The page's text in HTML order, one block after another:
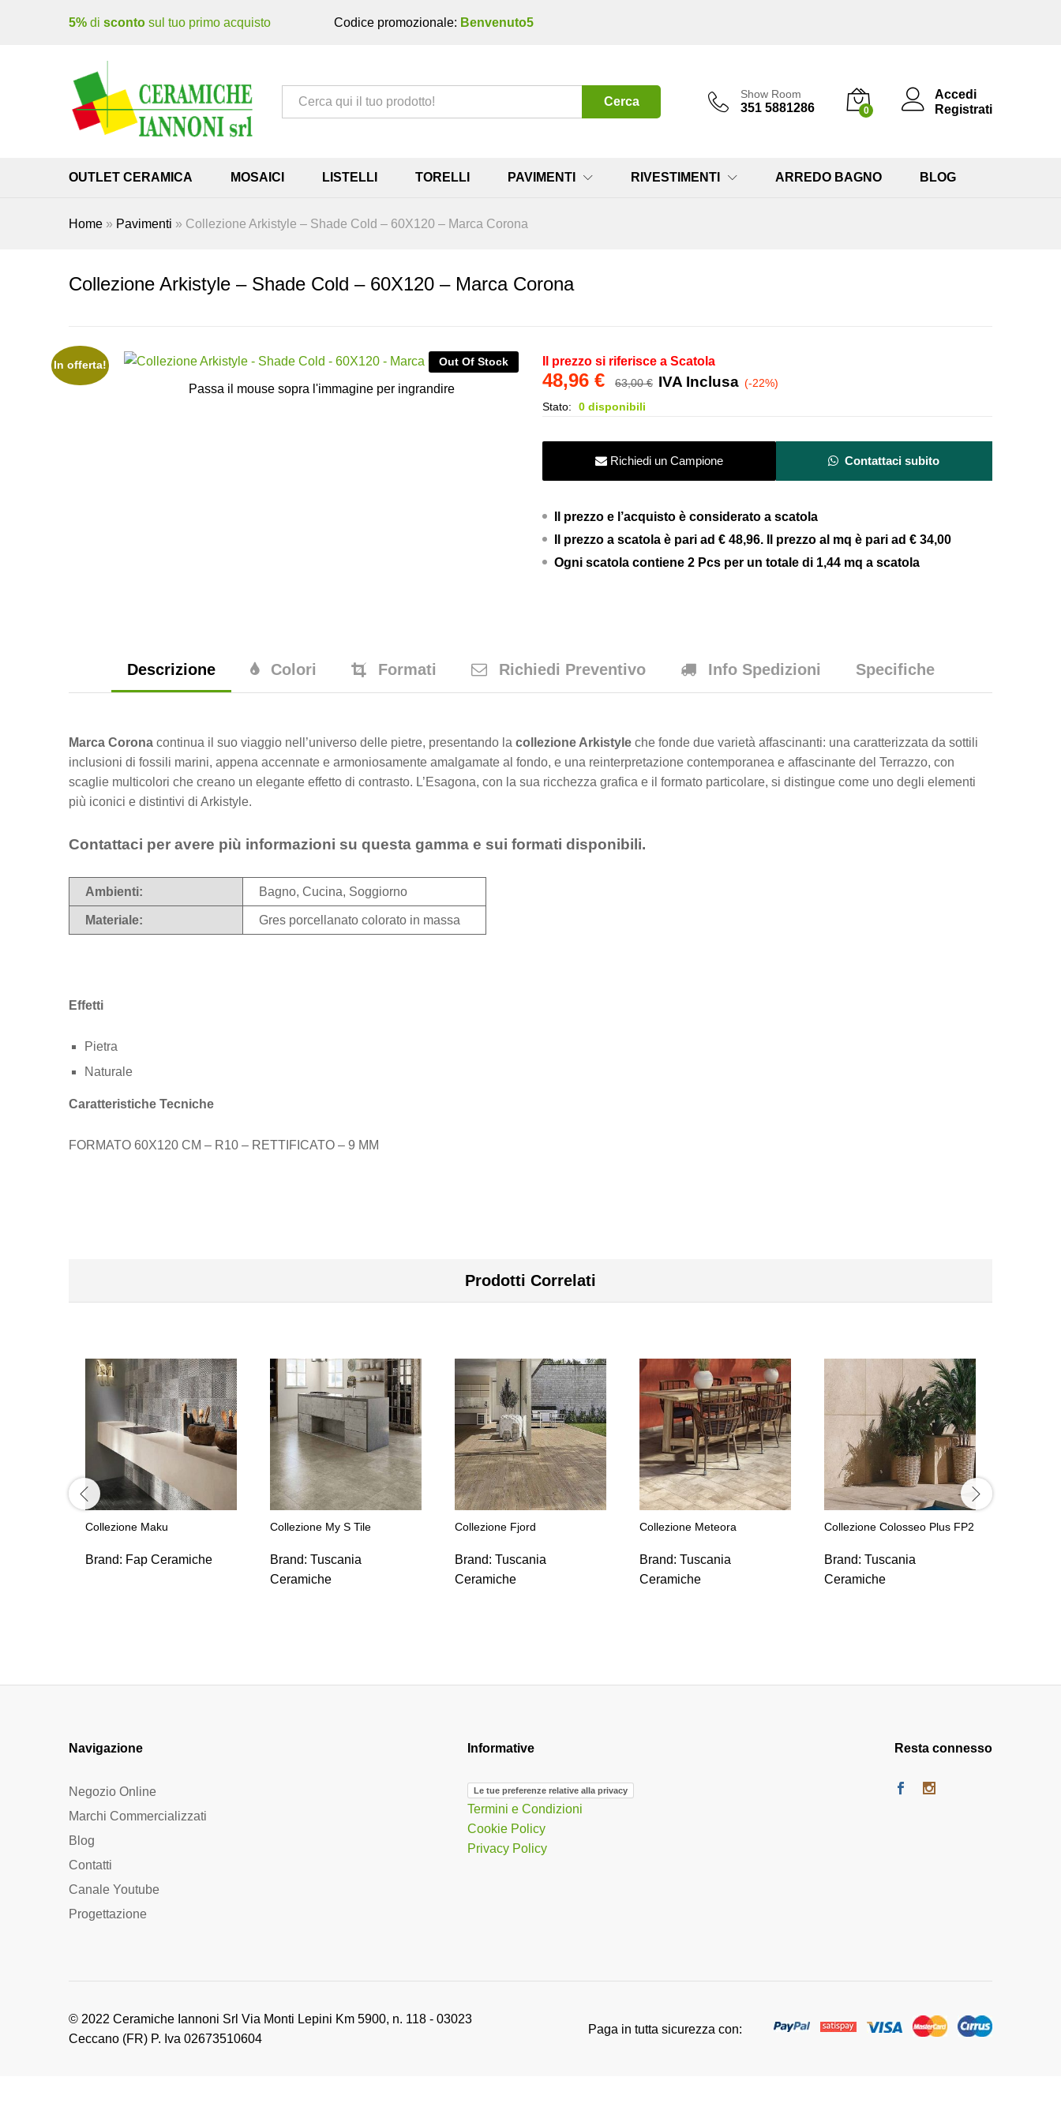
5% di sconto sul tuo primo acquisto Codice promozionale: Benvenuto5
Tutto Cerca
Show Room
351 5881286 0
Accedi
Registrati
OUTLET CERAMICA MOSAICI LISTELLI TORELLI PAVIMENTI RIVESTIMENTI ARREDO BAGNO BLOG
Home » Pavimenti » Collezione Arkistyle – Shade Cold – 60X120 – Marca Corona
Collezione Arkistyle – Shade Cold – 60X120 – Marca Corona
In offerta! Out Of Stock
Passa il mouse sopra l'immagine per ingrandire
Il prezzo si riferisce a Scatola
48,96 € 63,00€ IVA Inclusa (-22%)
Stato:
0 disponibili
Richiedi un Campione Contattaci subito
Il prezzo e l’acquisto è considerato a scatola
Il prezzo a scatola è pari ad € 48,96. Il prezzo al mq è pari ad € 34,00
Ogni scatola contiene 2 Pcs per un totale di 1,44 mq a scatola
Descrizione Colori Formati Richiedi Preventivo Info Spedizioni Specifiche
Marca Corona continua il suo viaggio nell’universo delle pietre, presentando la collezione Arkistyle che fonde due varietà affascinanti: una caratterizzata da sottili
inclusioni di fossili marini, appena accennate e armoniosamente amalgamate al fondo, e una reinterpretazione contemporanea e affascinante del Terrazzo, con
scaglie multicolori che creano un elegante effetto di contrasto. L’Esagona, con la sua ricchezza grafica e il formato particolare, si distingue come uno degli elementi
più iconici e distintivi di Arkistyle.
Contattaci per avere più informazioni su questa gamma e sui formati disponibili.
Ambienti: Bagno, Cucina, Soggiorno
Materiale: Gres porcellanato colorato in massa
Effetti
Pietra
Naturale
Caratteristiche Tecniche
FORMATO 60X120 CM – R10 – RETTIFICATO – 9 MM
Prodotti Correlati
Collezione Maku
Brand: Fap Ceramiche
Collezione My S Tile
Brand: Tuscania
Ceramiche
Collezione Fjord
Brand: Tuscania
Ceramiche
Collezione Meteora
Brand: Tuscania
Ceramiche
Collezione Colosseo Plus FP2
Brand: Tuscania
Ceramiche
Navigazione
Negozio Online
Marchi Commercializzati
Blog
Contatti
Canale Youtube
Progettazione
Informative
Le tue preferenze relative alla privacy
Termini e Condizioni
Cookie Policy
Privacy Policy
Resta connesso
© 2022 Ceramiche Iannoni Srl Via Monti Lepini Km 5900, n. 118 - 03023
Ceccano (FR) P. Iva 02673510604
Paga in tutta sicurezza con: